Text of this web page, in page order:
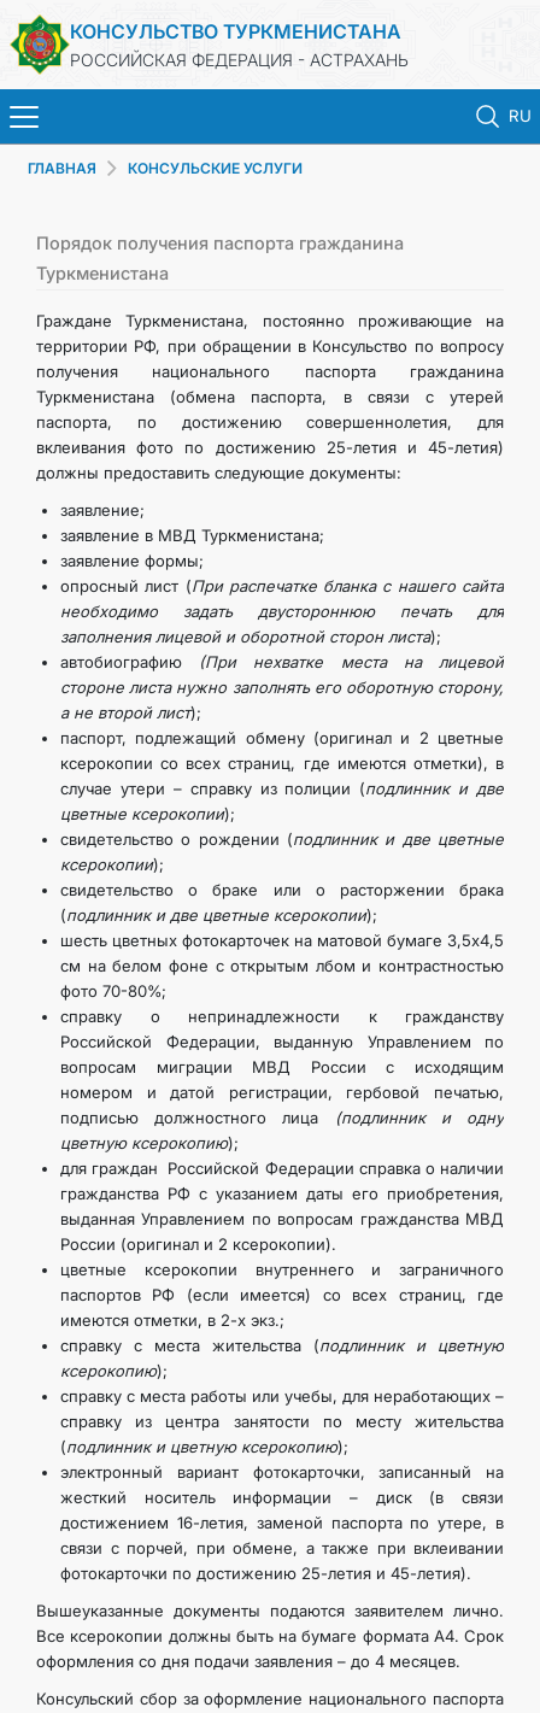
КОНСУЛЬСТВО ТУРКМЕНИСТАНА
РОССИЙСКАЯ ФЕДЕРАЦИЯ - АСТРАХАНЬ
RU
ГЛАВНАЯ
НОВОСТИ
ПРОДЛЕНИЕ СРОКА ПАСПОРТА
КОНСУЛЬСКИЕ УСЛУГИ
КОНТАКТНЫЕ ДАННЫЕ
ГЛАВНАЯ КОНСУЛЬСКИЕ УСЛУГИ
Порядок получения паспорта гражданина
Туркменистана
Граждане Туркменистана, постоянно проживающие на
территории РФ, при обращении в Консульство по вопросу
получения национального паспорта гражданина
Туркменистана (обмена паспорта, в связи с утерей
паспорта, по достижению совершеннолетия, для
вклеивания фото по достижению 25-летия и 45-летия)
должны предоставить следующие документы:
заявление;
заявление в МВД Туркменистана;
заявление формы;
опросный лист (При распечатке бланка с нашего сайта
необходимо задать двустороннюю печать для
заполнения лицевой и оборотной сторон листа);
автобиографию
(При нехватке места на лицевой
стороне листа нужно заполнять его оборотную сторону,
а не второй лист);
паспорт, подлежащий обмену (оригинал и 2 цветные
ксерокопии со всех страниц, где имеются отметки), в
случае утери – справку из полиции (подлинник и две
цветные ксерокопии);
свидетельство о рождении (подлинник и две цветные
ксерокопии);
свидетельство о браке или о расторжении брака
(подлинник и две цветные ксерокопии);
шесть цветных фотокарточек на матовой бумаге 3,5х4,5
см на белом фоне с открытым лбом и контрастностью
фото 70-80%;
справку о непринадлежности к гражданству
Российской Федерации, выданную Управлением по
вопросам миграции МВД России с исходящим
номером и датой регистрации, гербовой печатью,
подписью должностного лица
(подлинник и одну
цветную ксерокопию);
для граждан Российской Федерации справка о наличии
гражданства РФ с указанием даты его приобретения,
выданная Управлением по вопросам гражданства МВД
России (оригинал и 2 ксерокопии).
цветные ксерокопии внутреннего и заграничного
паспортов РФ (если имеется) со всех страниц, где
имеются отметки, в 2-х экз.;
справку с места жительства (подлинник и цветную
ксерокопию);
справку с места работы или учебы, для неработающих –
справку из центра занятости по месту жительства
(подлинник и цветную ксерокопию);
электронный вариант фотокарточки, записанный на
жесткий носитель информации – диск (в связи
достижением 16-летия, заменой паспорта по утере, в
связи с порчей, при обмене, а также при вклеивании
фотокарточки по достижению 25-летия и 45-летия).
Вышеуказанные документы подаются заявителем лично.
Все ксерокопии должны быть на бумаге формата А4. Срок
оформления со дня подачи заявления – до 4 месяцев.
Консульский сбор за оформление национального паспорта